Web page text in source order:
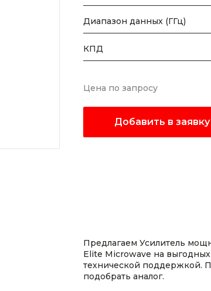
Диапазон данных (ГГц)
КПД
Цена по запросу
Добавить в заявку
Предлагаем Усилитель
Elite Microwave на
технической поддержкой.
подобрать аналог.